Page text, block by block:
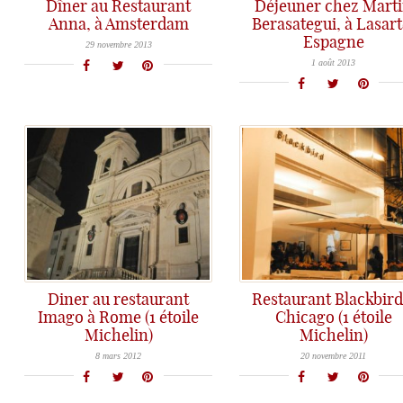
Dîner au Restaurant
Anna, à Amsterdam
Restaurant ANNA : Une belle adresse gourmande à Amsterdam
29 novembre 2013
Déjeuner chez
Berasategui, à
Espagne
Repas extraordinaire chez Martin Berasategui, 3 étoiles près de San Sebastian
1 août 2013
Diner au restaurant
Imago à Rome (1 étoile
Michelin)
De (court) passage dans la superbe ville de Rome le mois dernier, l'envie de faire 1 ou 2 bonnes tables
8 mars 2012
Restaurant
Chicago (1 étoile
Michelin)
Après le restaurant Ria, c'est au restaurant Blackbird à Chicago, 1 étoile au Michelin, que je vous emmène aujourd'hui. ♪
20 novembre 2011